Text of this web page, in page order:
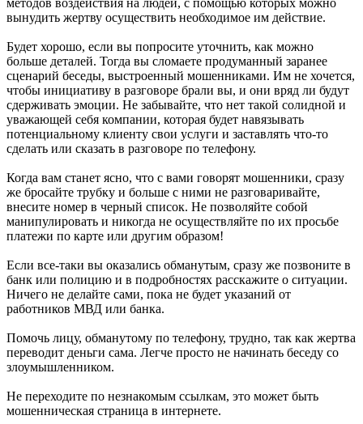
методов воздействия на людей, с помощью которых можно
вынудить жертву осуществить необходимое им действие.
Будет хорошо, если вы попросите уточнить, как можно
больше деталей. Тогда вы сломаете продуманный заранее
сценарий беседы, выстроенный мошенниками. Им не хочется,
чтобы инициативу в разговоре брали вы, и они вряд ли будут
сдерживать эмоции. Не забывайте, что нет такой солидной и
уважающей себя компании, которая будет навязывать
потенциальному клиенту свои услуги и заставлять что-то
сделать или сказать в разговоре по телефону.
Когда вам станет ясно, что с вами говорят мошенники, сразу
же бросайте трубку и больше с ними не разговаривайте,
внесите номер в черный список. Не позволяйте собой
манипулировать и никогда не осуществляйте по их просьбе
платежи по карте или другим образом!
Если все-таки вы оказались обманутым, сразу же позвоните в
банк или полицию и в подробностях расскажите о ситуации.
Ничего не делайте сами, пока не будет указаний от
работников МВД или банка.
Помочь лицу, обманутому по телефону, трудно, так как жертва
переводит деньги сама. Легче просто не начинать беседу со
злоумышленником.
Не переходите по незнакомым ссылкам, это может быть
мошенническая страница в интернете.